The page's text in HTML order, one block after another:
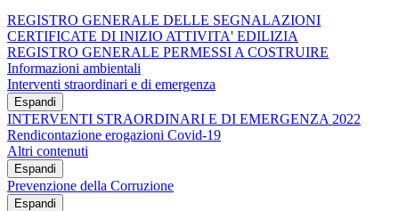
REGISTRO GENERALE DELLE SEGNALAZIONI
CERTIFICATE DI INIZIO ATTIVITA' EDILIZIA
REGISTRO GENERALE PERMESSI A COSTRUIRE
Informazioni ambientali
Interventi straordinari e di emergenza
Espandi
INTERVENTI STRAORDINARI E DI EMERGENZA 2022
Rendicontazione erogazioni Covid-19
Altri contenuti
Espandi
Prevenzione della Corruzione
Espandi